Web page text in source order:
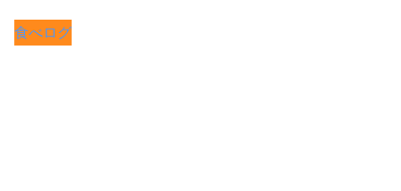
食べログ